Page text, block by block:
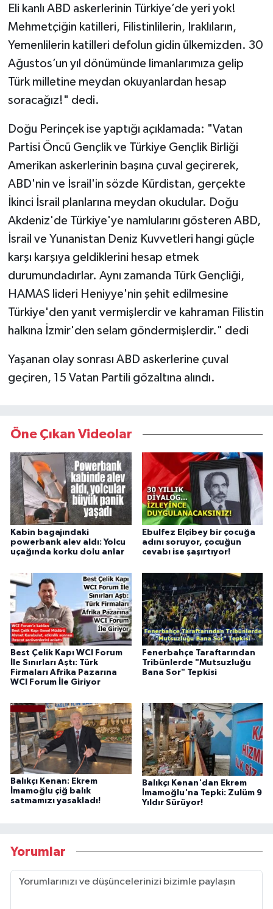
Eli kanlı ABD askerlerinin Türkiye’de yeri yok!
Mehmetçiğin katilleri, Filistinlilerin, Iraklıların,
Yemenlilerin katilleri defolun gidin ülkemizden. 30
Ağustos’un yıl dönümünde limanlarımıza gelip
Türk milletine meydan okuyanlardan hesap
soracağız!" dedi.
Doğu Perinçek ise yaptığı açıklamada: "Vatan
Partisi Öncü Gençlik ve Türkiye Gençlik Birliği
Amerikan askerlerinin başına çuval geçirerek,
ABD'nin ve İsrail'in sözde Kürdistan, gerçekte
İkinci İsrail planlarına meydan okudular. Doğu
Akdeniz'de Türkiye'ye namlularını gösteren ABD,
İsrail ve Yunanistan Deniz Kuvvetleri hangi güçle
karşı karşıya geldiklerini hesap etmek
durumundadırlar. Aynı zamanda Türk Gençliği,
HAMAS lideri Heniyye'nin şehit edilmesine
Türkiye'den yanıt vermişlerdir ve kahraman Filistin
halkına İzmir'den selam göndermişlerdir." dedi
Yaşanan olay sonrası ABD askerlerine çuval
geçiren, 15 Vatan Partili gözaltına alındı.
Öne Çıkan Videolar
Kabin bagajındaki
powerbank alev aldı: Yolcu
uçağında korku dolu anlar
Ebulfez Elçibey bir çocuğa
adını soruyor, çocuğun
cevabı ise şaşırtıyor!
Best Çelik Kapı WCI Forum
İle Sınırları Aştı: Türk
Firmaları Afrika Pazarına
WCI Forum İle Giriyor
Fenerbahçe Taraftarından
Tribünlerde "Mutsuzluğu
Bana Sor" Tepkisi
Balıkçı Kenan: Ekrem
İmamoğlu çiğ balık
satmamızı yasakladı!
Balıkçı Kenan'dan Ekrem
İmamoğlu'na Tepki: Zulüm 9
Yıldır Sürüyor!
Yorumlar